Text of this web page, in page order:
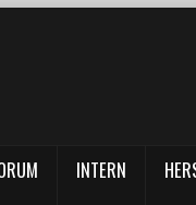
INTERN